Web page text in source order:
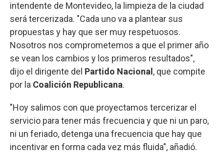
intendente de Montevideo, la limpieza de la ciudad
será tercerizada. "Cada uno va a plantear sus
propuestas y hay que ser muy respetuosos.
Nosotros nos comprometemos a que el primer año
se vean los cambios y los primeros resultados",
dijo el dirigente del Partido Nacional , que compite
por la Coalición Republicana.
"Hoy salimos con que proyectamos tercerizar el
servicio para tener más frecuencia y que ni un paro,
ni un feriado, detenga una frecuencia que hay que
incentivar en forma cada vez más fluida", añadió.